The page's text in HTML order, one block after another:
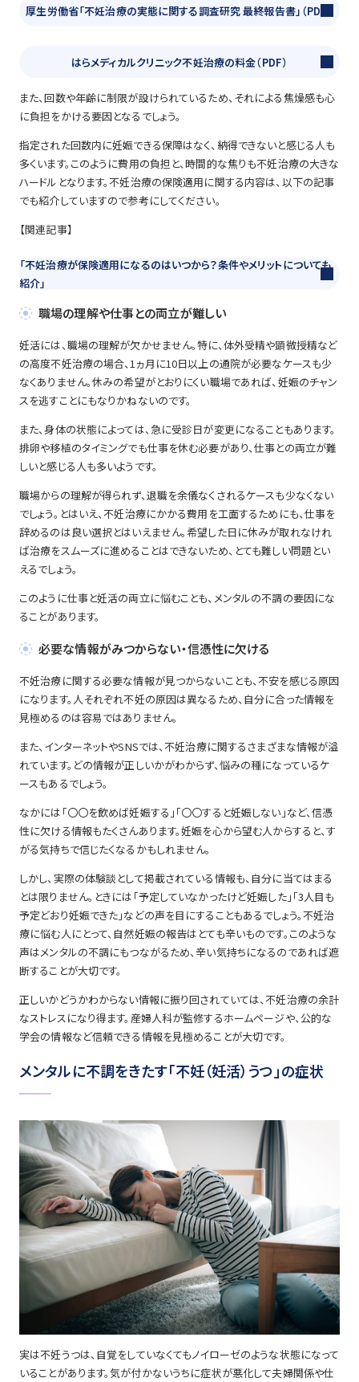
厚生労働省「不妊治療の実態に関する調査研究 最終報告書」（PDF）
はらメディカルクリニック不妊治療の料金（PDF）
また、回数や年齢に制限が設けられているため、それによる焦燥感も心
に負担をかける要因となるでしょう。
指定された回数内に妊娠できる保障はなく、納得できないと感じる人も
多くいます。このように費用の負担と、時間的な焦りも不妊治療の大きな
ハードルとなります。不妊治療の保険適用に関する内容は、以下の記事
でも紹介していますので参考にしてください。
【関連記事】
「不妊治療が保険適用になるのはいつから？条件やメリットについても
紹介」
職場の理解や仕事との両立が難しい
妊活には、職場の理解が欠かせません。特に、体外受精や顕微授精など
の高度不妊治療の場合、1ヵ月に10日以上の通院が必要なケースも少
なくありません。休みの希望がとおりにくい職場であれば、妊娠のチャン
スを逃すことにもなりかねないのです。
また、身体の状態によっては、急に受診日が変更になることもあります。
排卵や移植のタイミングでも仕事を休む必要があり、仕事との両立が難
しいと感じる人も多いようです。
職場からの理解が得られず、退職を余儀なくされるケースも少なくない
でしょう。とはいえ、不妊治療にかかる費用を工面するためにも、仕事を
辞めるのは良い選択とはいえません。希望した日に休みが取れなけれ
ば治療をスムーズに進めることはできないため、とても難しい問題とい
えるでしょう。
このように仕事と妊活の両立に悩むことも、メンタルの不調の要因にな
ることがあります。
必要な情報がみつからない・信憑性に欠ける
不妊治療に関する必要な情報が見つからないことも、不安を感じる原因
になります。人それぞれ不妊の原因は異なるため、自分に合った情報を
見極めるのは容易ではありません。
また、インターネットやSNSでは、不妊治療に関するさまざまな情報が溢
れています。どの情報が正しいかがわからず、悩みの種になっているケ
ースもあるでしょう。
なかには「〇〇を飲めば妊娠する」「〇〇すると妊娠しない」など、信憑
性に欠ける情報もたくさんあります。妊娠を心から望む人からすると、す
がる気持ちで信じたくなるかもしれません。
しかし、実際の体験談として掲載されている情報も、自分に当てはまる
とは限りません。ときには「予定していなかったけど妊娠した」「3人目も
予定どおり妊娠できた」などの声を目にすることもあるでしょう。不妊治
療に悩む人にとって、自然妊娠の報告はとても辛いものです。このような
声はメンタルの不調にもつながるため、辛い気持ちになるのであれば遮
断することが大切です。
正しいかどうかわからない情報に振り回されていては、不妊治療の余計
なストレスになり得ます。産婦人科が監修するホームページや、公的な
学会の情報など信頼できる情報を見極めることが大切です。
メンタルに不調をきたす「不妊（妊活）うつ」の症状
実は不妊うつは、自覚をしていなくてもノイローゼのような状態になって
いることがあります。気が付かないうちに症状が悪化して夫婦関係や仕